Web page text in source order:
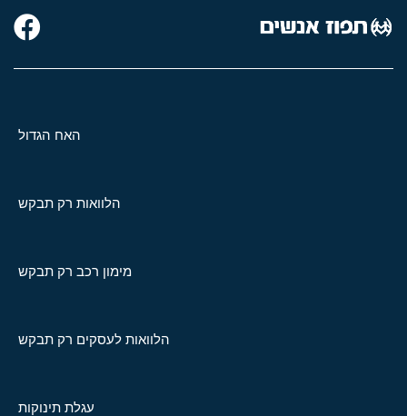
האח הגדול
הלוואות רק תבקש
מימון רכב רק תבקש
הלוואות לעסקים רק תבקש
עגלת תינוקות